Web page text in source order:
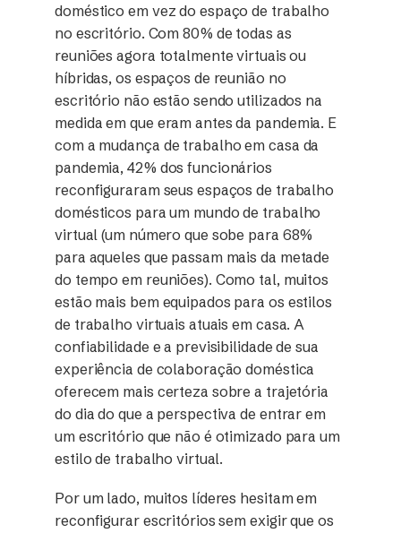
doméstico em vez do espaço de trabalho
no escritório. Com 80% de todas as
reuniões agora totalmente virtuais ou
híbridas, os espaços de reunião no
escritório não estão sendo utilizados na
medida em que eram antes da pandemia. E
com a mudança de trabalho em casa da
pandemia, 42% dos funcionários
reconfiguraram seus espaços de trabalho
domésticos para um mundo de trabalho
virtual (um número que sobe para 68%
para aqueles que passam mais da metade
do tempo em reuniões). Como tal, muitos
estão mais bem equipados para os estilos
de trabalho virtuais atuais em casa. A
confiabilidade e a previsibilidade de sua
experiência de colaboração doméstica
oferecem mais certeza sobre a trajetória
do dia do que a perspectiva de entrar em
um escritório que não é otimizado para um
estilo de trabalho virtual.
Por um lado, muitos líderes hesitam em
reconfigurar escritórios sem exigir que os